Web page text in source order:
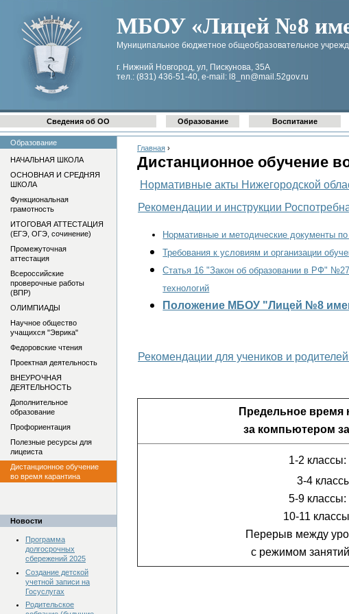
МБОУ «Лицей №8
Муниципальное бюджетное общеобразовательное
г. Нижний Новгород, ул, Пискунова, 35А
тел.: (831) 436-51-40, e-mail: l8_nn@mail.52gov.ru
Главная ›
Дистанционное обучение
Нормативные акты Нижегородской
Рекомендации и инструкции
Нормативные и методические документы по
Требования к условиям и организации
Статья 16 "Закон об образовании в РФ"
технологий
Положение МБОУ "Лицей №8
Рекомендации для учеников и
Предельное время
за компьютером
1-2
3-4
5-9
10-11
Перерыв между
с режимом
Сведения об ОО Образование Воспитание
Образование
НАЧАЛЬНАЯ ШКОЛА
ОСНОВНАЯ И СРЕДНЯЯ
ШКОЛА
Функциональная
грамотность
ИТОГОВАЯ АТТЕСТАЦИЯ
(ЕГЭ, ОГЭ, сочинение)
Промежуточная
аттестация
Всероссийские
проверочные работы
(ВПР)
ОЛИМПИАДЫ
Научное общество
учащихся "Эврика"
Федоровские чтения
Проектная деятельность
ВНЕУРОЧНАЯ
ДЕЯТЕЛЬНОСТЬ
Дополнительное
образование
Профориентация
Полезные ресурсы для
лицеиста
Дистанционное обучение
во время карантина
Новости
Программа
долгосрочных
сбережений 2025
Создание детской
учетной записи на
Госуслугах
Родительское